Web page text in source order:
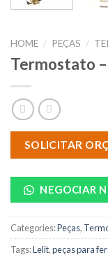
HOME / PEÇAS /
Termostato
SOLICITAR
NEGOCIAR
Categories:Peças,
Tags:Lelit,peças para